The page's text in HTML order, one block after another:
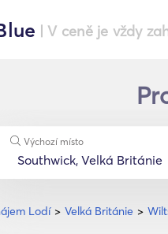
| V ceně je vždy
Lodí Velká Británie
Výchozí místo